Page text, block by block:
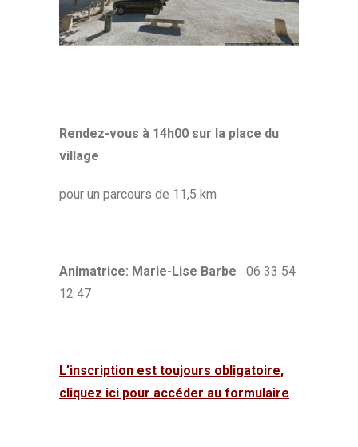
Rendez-vous à 14h00 sur la place du
village
pour un parcours de 11,5 km
Animatrice: Marie-Lise Barbe 06 33 54
12 47
L’inscription est toujours obligatoire,
cliquez ici pour accéder au formulaire